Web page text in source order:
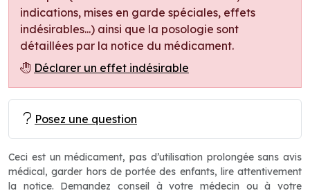
indications, mises en garde spéciales, effets
indésirables...) ainsi que la posologie sont
détaillées par la notice du médicament.
Déclarer un effet indésirable
Posez une question
Ceci est un médicament, pas d’utilisation prolongée sans avis
médical, garder hors de portée des enfants, lire attentivement
la notice. Demandez conseil à votre médecin ou à votre